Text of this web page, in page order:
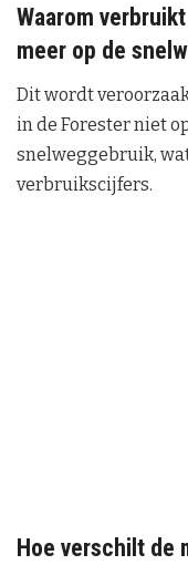
Waarom
meer op de
Dit wordt
in de Forester niet
snelweggebruik,
verbruikscijfers.
Hoe verschilt de